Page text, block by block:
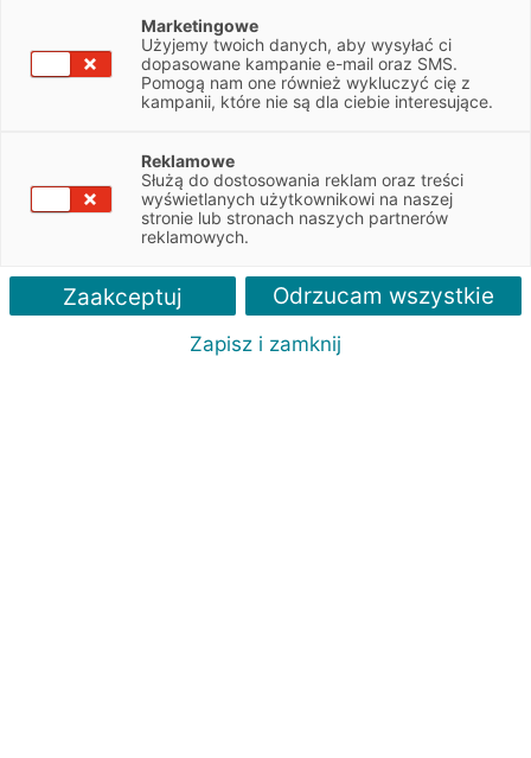
Wszystkie
Autoryzacja serwisu:
Marketingowe
Użyjemy twoich danych, aby wysyłać ci
dopasowane kampanie e-mail oraz SMS.
Pomogą nam one również wykluczyć cię z
kampanii, które nie są dla ciebie interesujące.
Reklamowe
Służą do dostosowania reklam oraz treści
wyświetlanych użytkownikowi na naszej
stronie lub stronach naszych partnerów
reklamowych.
Zaakceptuj Odrzucam wszystkie
Zapisz i zamknij